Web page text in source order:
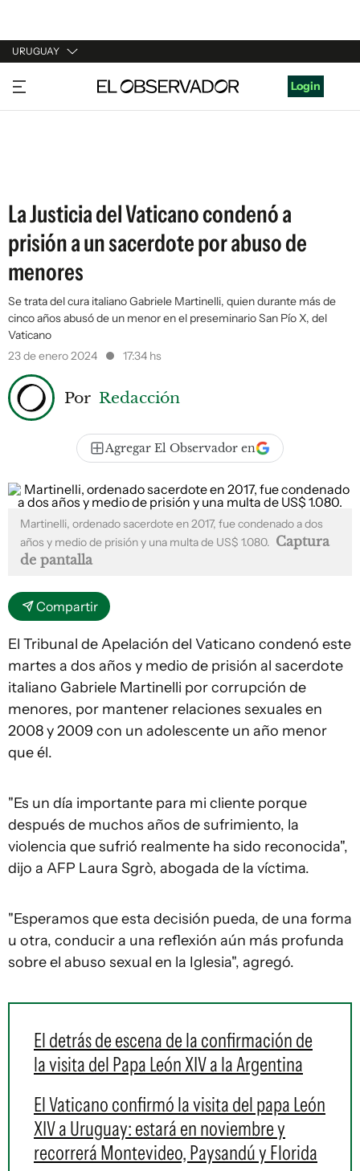
URUGUAY
URUGUAY
ARGENTINA
Login
La Justicia del Vaticano condenó a
prisión a un sacerdote por abuso de
menores
Se trata del cura italiano Gabriele Martinelli, quien durante más de
cinco años abusó de un menor en el preseminario San Pío X, del
Vaticano
23 de enero 2024
17:34 hs
Por Redacción
Agregar El Observador en
Martinelli, ordenado sacerdote en 2017, fue condenado a dos
años y medio de prisión y una multa de US$ 1.080. Captura
de pantalla
Compartir
El Tribunal de Apelación del Vaticano condenó este
martes a dos años y medio de prisión al sacerdote
italiano Gabriele Martinelli por corrupción de
menores, por mantener relaciones sexuales en
2008 y 2009 con un adolescente un año menor
que él.
"Es un día importante para mi cliente porque
después de muchos años de sufrimiento, la
violencia que sufrió realmente ha sido reconocida",
dijo a AFP Laura Sgrò, abogada de la víctima.
"Esperamos que esta decisión pueda, de una forma
u otra, conducir a una reflexión aún más profunda
sobre el abuso sexual en la Iglesia", agregó.
El detrás de escena de la confirmación de
la visita del Papa León XIV a la Argentina
El Vaticano confirmó la visita del papa León
XIV a Uruguay: estará en noviembre y
recorrerá Montevideo, Paysandú y Florida